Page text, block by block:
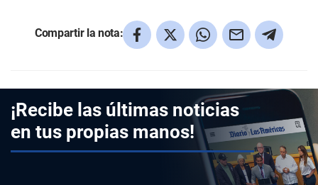
Compartir la nota:
¡Recibe las últimas noticias
en tus propias manos!